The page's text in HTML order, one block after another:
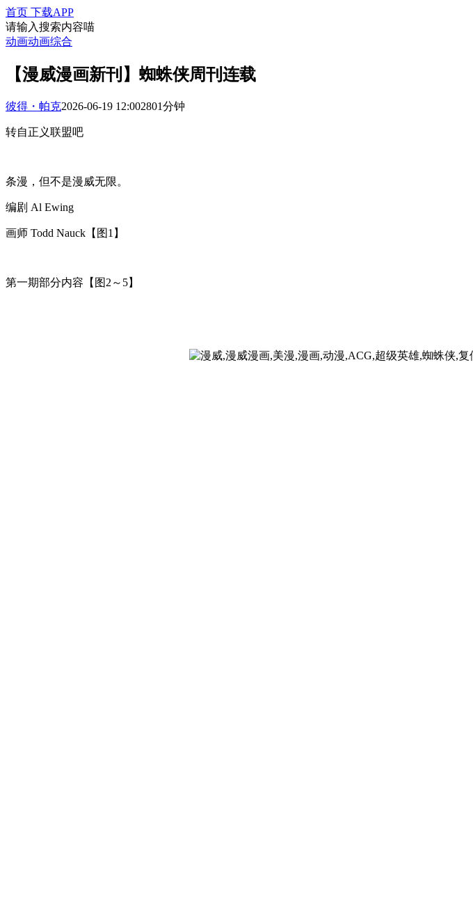
首页 下载APP
请输入搜索内容喵
动画动画综合
【漫威漫画新刊】蜘蛛侠周刊连载
彼得・帕克2026-06-19 12:002801分钟
转自正义联盟吧
条漫，但不是漫威无限。
编剧 Al Ewing
画师 Todd Nauck【图1】
第一期部分内容【图2～5】